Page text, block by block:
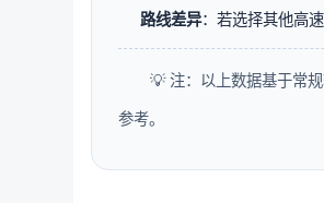
路线差异：若选择其他高
💡 注：以上数据基于常
参考。